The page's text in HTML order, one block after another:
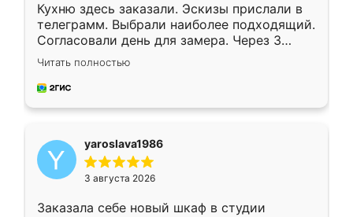
Кухню здесь заказали. Эскизы прислали в
телеграмм. Выбрали наиболее подходящий.
Согласовали день для замера. Через 3
недели кухня была уже готова. Остались
довольны работой. Спасибо Ренессанс
мебель за качественную работу!
Читать полностью
yaroslava1986
3 августа 2026
Заказала себе новый шкаф в студии